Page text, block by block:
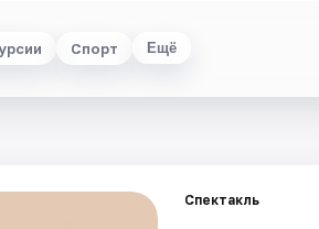
Спорт Ещё
Спектакль